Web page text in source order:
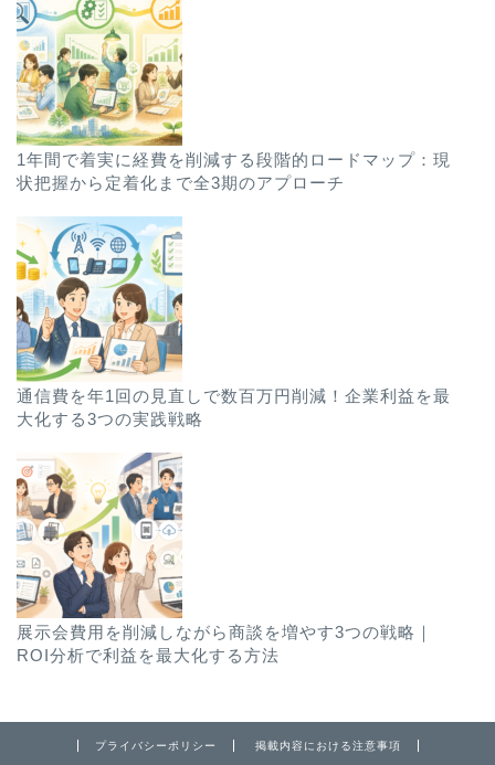
1年間で着実に経費を削減する段階的ロードマップ：現
状把握から定着化まで全3期のアプローチ
通信費を年1回の見直しで数百万円削減！企業利益を最
大化する3つの実践戦略
展示会費用を削減しながら商談を増やす3つの戦略｜
ROI分析で利益を最大化する方法
プライバシーポリシー 掲載内容における注意事項